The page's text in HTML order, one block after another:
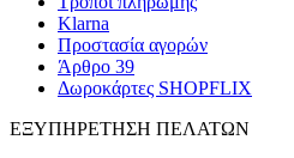
Klarna
Προστασία αγορών
Άρθρο 39
Δωροκάρτες SHOPFLIX
ΕΞΥΠΗΡΕΤΗΣΗ ΠΕΛΑΤΩΝ